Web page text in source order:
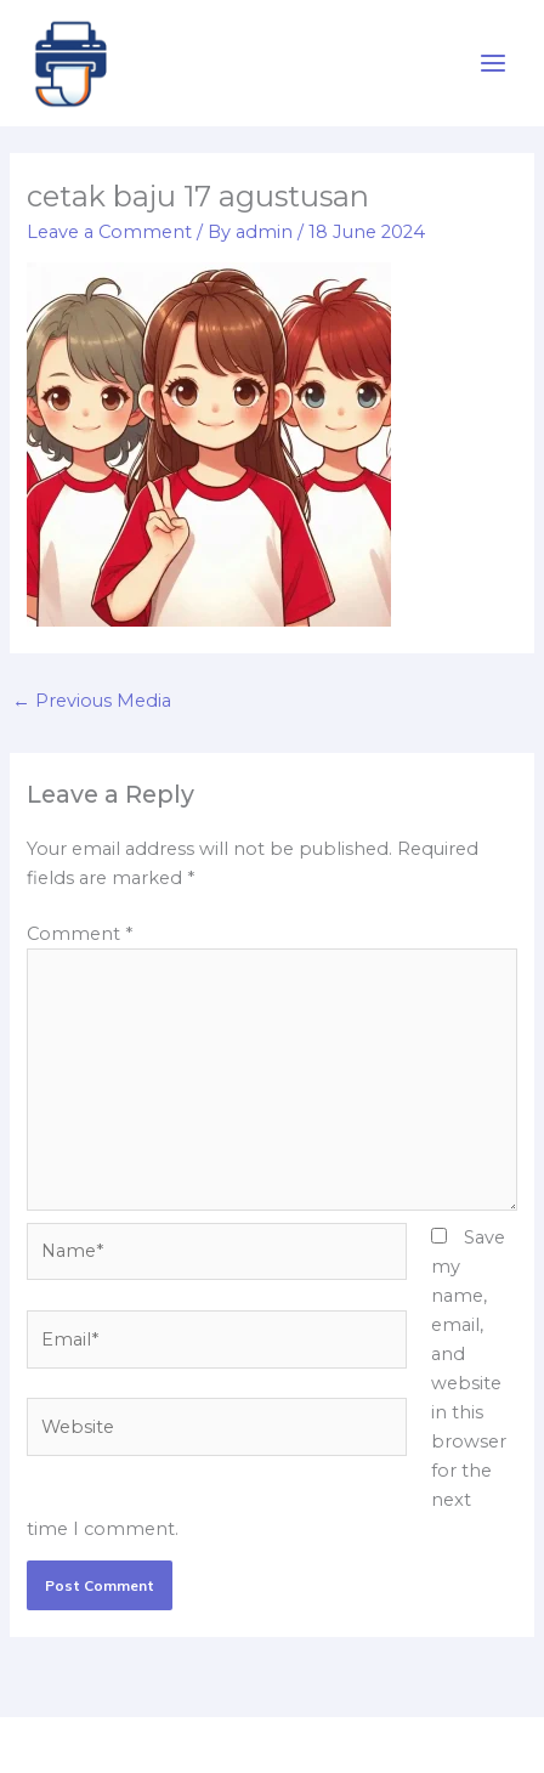
content
cetak baju 17 agustusan
Leave a Comment / By admin/18 June 2024
← Previous Media
Leave a Reply
Your email address will not be published. Required
fields are marked *
Comment *
Save
my
name,
email,
and
website
in this
browser
for the
next
time I comment.